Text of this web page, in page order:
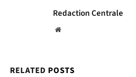
Redaction Centrale
Website
RELATED POSTS